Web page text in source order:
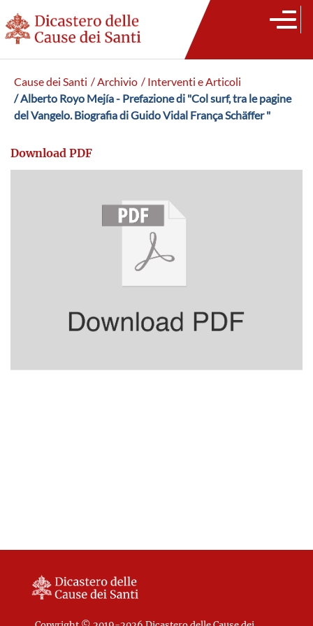
Cause dei Santi / Archivio / Interventi e Articoli
/ Alberto Royo Mejía - Prefazione di "Col surf, tra le pagine
del Vangelo. Biografia di Guido Vidal França Schäffer "
Download PDF